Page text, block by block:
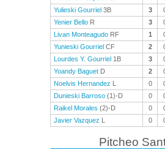
Yulieski Gourriel 3B 3
Yenier Bello R 3
Livan Monteagudo RF 1
Yunieski Gourriel CF 2
Lourdes Y. Gourriel 1B 3
Yoandy Baguet D 2
Noelvis Hernandez L 0
Dunieski Barroso (1)-D 0
Raikel Morales (2)-D 0
Javier Vazquez L 0
Pitcheo